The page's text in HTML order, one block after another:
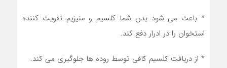
* باعث می شود بدن شما کلسیم و منیزیم تقویت کننده
استخوان را در ادرار دفع کند.
* از دریافت کلسیم کافی توسط روده ها جلوگیری می کند.